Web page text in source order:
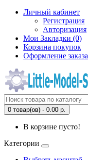
Личный кабинет
Регистрация
Авторизация
Мои Закладки (0)
Корзина покупок
Оформление заказа
0 товар(ов) - 0.00 р.
В корзине пусто!
Категории